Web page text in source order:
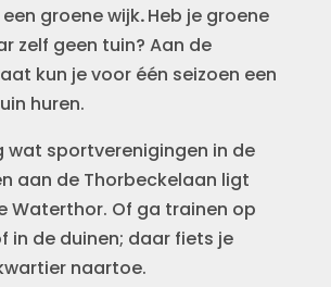
groene wijk.Heb je groene
zelf geen tuin? Aan de
kun je voor één seizoen een
huren.
wat sportverenigingen in de
aan de Thorbeckelaan ligt
Waterthor. Of ga trainen op
in de duinen; daar fiets je
naartoe.